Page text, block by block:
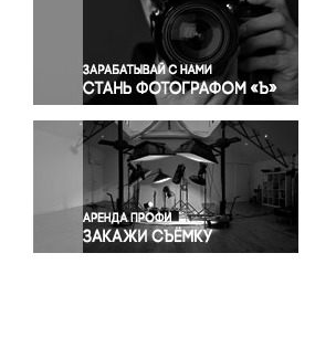
Политика
Правосудие
Происшествия и конфликты
Религия
Светская жизнь
Спорт
Экология
Экономика и бизнес